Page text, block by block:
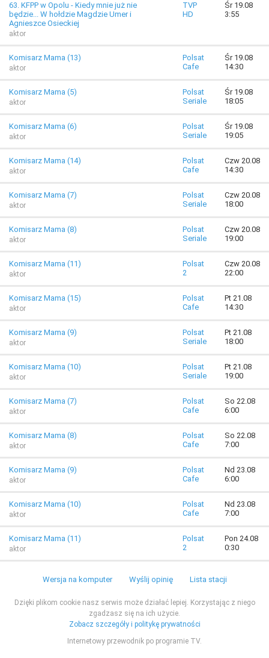
63. KFPP w Opolu - Kiedy mnie już nie
będzie... W hołdzie Magdzie Umer i
Agnieszce Osieckiej
aktor
TVP
HD
Śr 19.08
3:55
Komisarz Mama (13)
aktor
Polsat
Cafe
Śr 19.08
14:30
Komisarz Mama (5)
aktor
Polsat
Seriale
Śr 19.08
18:05
Komisarz Mama (6)
aktor
Polsat
Seriale
Śr 19.08
19:05
Komisarz Mama (14)
aktor
Polsat
Cafe
Czw 20.08
14:30
Komisarz Mama (7)
aktor
Polsat
Seriale
Czw 20.08
18:00
Komisarz Mama (8)
aktor
Polsat
Seriale
Czw 20.08
19:00
Komisarz Mama (11)
aktor
Polsat
2
Czw 20.08
22:00
Komisarz Mama (15)
aktor
Polsat
Cafe
Pt 21.08
14:30
Komisarz Mama (9)
aktor
Polsat
Seriale
Pt 21.08
18:00
Komisarz Mama (10)
aktor
Polsat
Seriale
Pt 21.08
19:00
Komisarz Mama (7)
aktor
Polsat
Cafe
So 22.08
6:00
Komisarz Mama (8)
aktor
Polsat
Cafe
So 22.08
7:00
Komisarz Mama (9)
aktor
Polsat
Cafe
Nd 23.08
6:00
Komisarz Mama (10)
aktor
Polsat
Cafe
Nd 23.08
7:00
Komisarz Mama (11)
aktor
Polsat
2
Pon 24.08
0:30
Wersja na komputer Wyślij opinię Lista stacji
Dzięki plikom cookie nasz serwis może działać lepiej. Korzystając z niego
zgadzasz się na ich użycie.
Zobacz szczegóły i politykę prywatności
Internetowy przewodnik po programie TV.